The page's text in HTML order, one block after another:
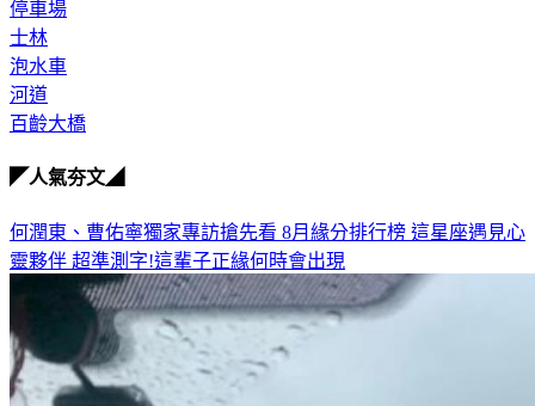
停車場
士林
泡水車
河道
百齡大橋
◤人氣夯文◢
何潤東、曹佑寧獨家專訪搶先看 8月緣分排行榜 這星座遇見心
靈夥伴 超準測字!這輩子正緣何時會出現